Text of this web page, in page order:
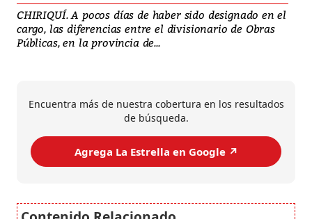
CHIRIQUÍ. A pocos días de haber sido designado en el
cargo, las diferencias entre el divisionario de Obras
Públicas, en la provincia de...
Encuentra más de nuestra cobertura en los resultados
de búsqueda.
Agrega La Estrella en Google ↗️